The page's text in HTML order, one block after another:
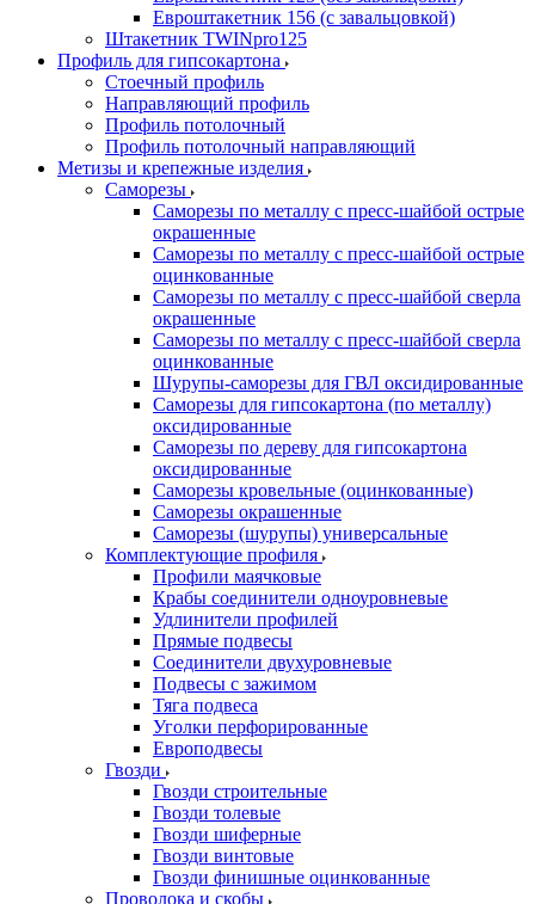
Евроштакетник 156 (с завальцовкой)
Штакетник TWINpro125
Профиль для гипсокартона
Стоечный профиль
Направляющий профиль
Профиль потолочный
Профиль потолочный направляющий
Метизы и крепежные изделия
Саморезы
Саморезы по металлу с пресс-шайбой острые
окрашенные
Саморезы по металлу с пресс-шайбой острые
оцинкованные
Саморезы по металлу с пресс-шайбой сверла
окрашенные
Саморезы по металлу с пресс-шайбой сверла
оцинкованные
Шурупы-саморезы для ГВЛ оксидированные
Саморезы для гипсокартона (по металлу)
оксидированные
Саморезы по дереву для гипсокартона
оксидированные
Саморезы кровельные (оцинкованные)
Саморезы окрашенные
Саморезы (шурупы) универсальные
Комплектующие профиля
Профили маячковые
Крабы соединители одноуровневые
Удлинители профилей
Прямые подвесы
Соединители двухуровневые
Подвесы с зажимом
Тяга подвеса
Уголки перфорированные
Европодвесы
Гвозди
Гвозди строительные
Гвозди толевые
Гвозди шиферные
Гвозди винтовые
Гвозди финишные оцинкованные
Проволока и скобы